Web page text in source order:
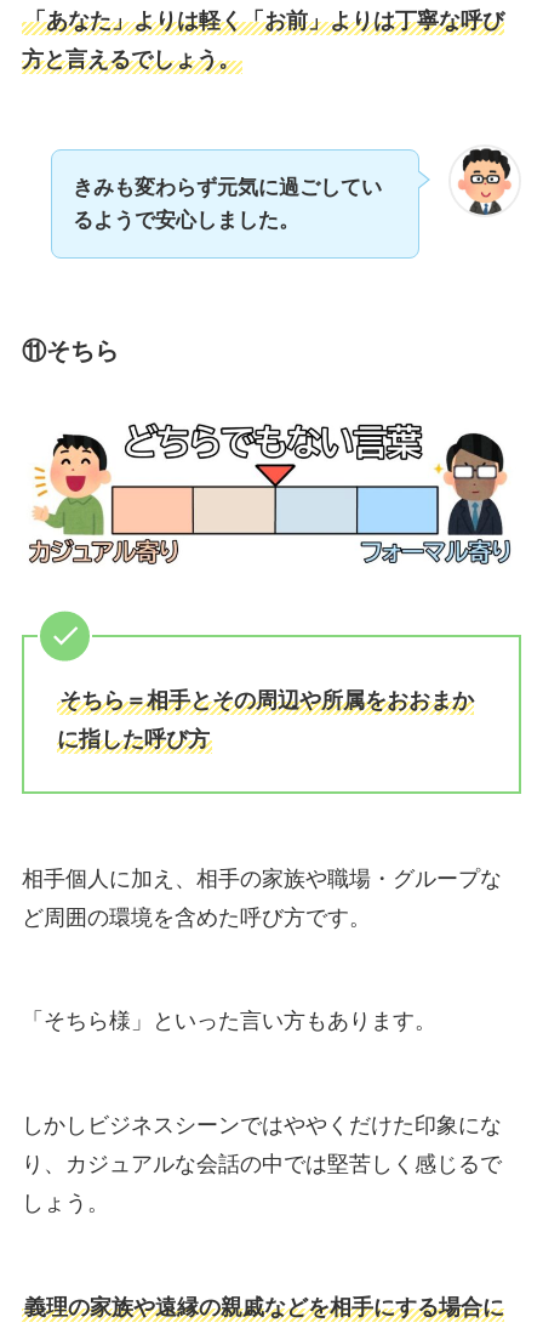
「あなた」よりは軽く「お前」よりは丁寧な呼び
方と言えるでしょう。
きみも変わらず元気に過ごしてい
るようで安心しました。
⑪そちら
そちら＝相手とその周辺や所属をおおまか
に指した呼び方
相手個人に加え、相手の家族や職場・グループな
ど周囲の環境を含めた呼び方です。
「そちら様」といった言い方もあります。
しかしビジネスシーンではややくだけた印象にな
り、カジュアルな会話の中では堅苦しく感じるで
しょう。
義理の家族や遠縁の親戚などを相手にする場合に